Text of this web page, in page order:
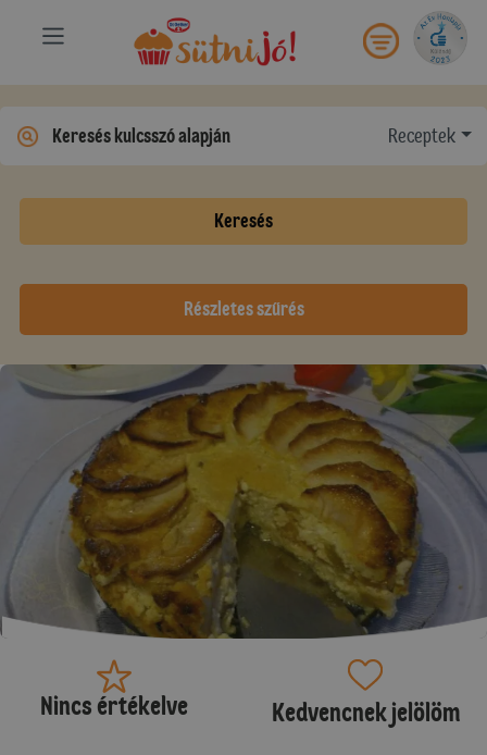
Receptek
Keresés
Részletes szűrés
Nincs értékelve Kedvencnek jelölöm